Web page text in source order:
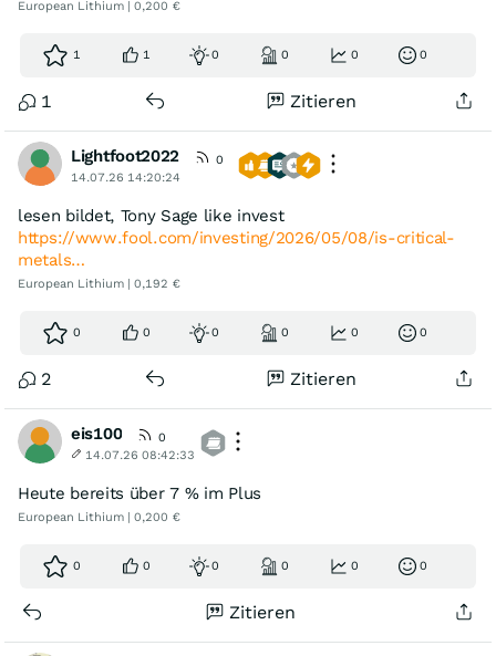
European Lithium | 0,200 €
1 1 0 0 0 0
1 Zitieren
Lightfoot2022
0
14.07.26 14:20:24
lesen bildet, Tony Sage like invest
https://www.fool.com/investing/2026/05/08/is-critical-
metals…
European Lithium | 0,192 €
0 0 0 0 0 0
2 Zitieren
eis100
0
14.07.26 08:42:33
Heute bereits über 7 % im Plus
European Lithium | 0,200 €
0 0 0 0 0 0
Zitieren